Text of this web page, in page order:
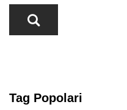
Tag Popolari